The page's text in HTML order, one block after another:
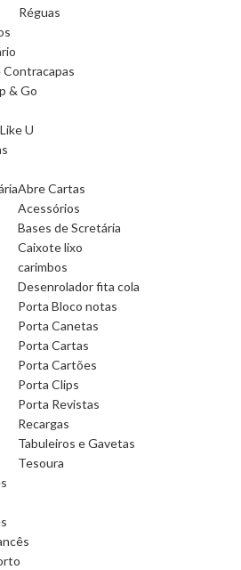
Réguas
Contracapas
& Go
U
Abre Cartas
Acessórios
Bases de Scretária
Caixote lixo
carimbos
Desenrolador fita cola
Porta Bloco notas
Porta Canetas
Porta Cartas
Porta Cartões
Porta Clips
Porta Revistas
Recargas
Tabuleiros e Gavetas
Tesoura